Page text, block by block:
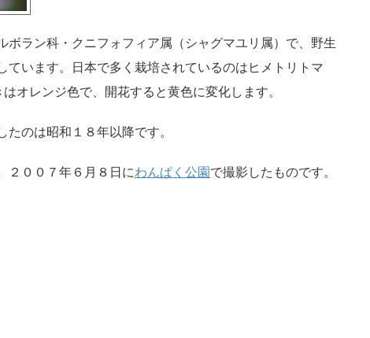
ボラン科・クニフォフィア属（シャグマユリ属）で、野生
ています。日本で多く栽培されているのはヒメトリトマ
オレンジ色で、開花すると黄色に変化します。
のは昭和１８年以降です。
２００７年６月８日にわんぱく公園で撮影したものです。